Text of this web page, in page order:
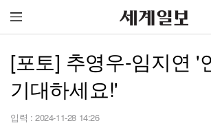
[포토] 추영우-임지연 '
기대하세요!'
입력 : 2024-11-28 14:26